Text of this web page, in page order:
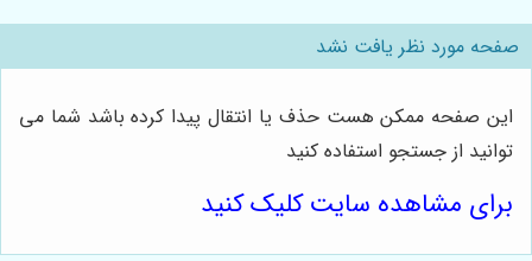
صفحه مورد نظر یافت نشد
این صفحه ممکن هست حذف یا انتقال پیدا کرده باشد شما می
توانید از جستجو استفاده کنید
برای مشاهده سایت کلیک کنید